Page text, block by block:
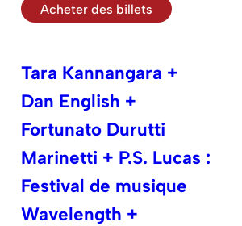
Acheter des billets
Tara Kannangara +
Dan English +
Fortunato Durutti
Marinetti + P.S. Lucas :
Festival de musique
Wavelength +